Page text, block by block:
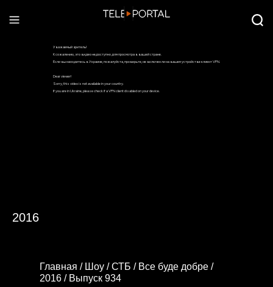
2016
Главная / Шоу /СТБ / Все буде добре /
2016 / Выпуск 934